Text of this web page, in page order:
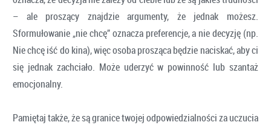
– ale proszący znajdzie argumenty, że jednak możesz.
Sformułowanie „nie chcę” oznacza preferencje, a nie decyzję (np.
Nie chcę iść do kina), więc osoba prosząca będzie naciskać, aby ci
się jednak zachciało. Może uderzyć w powinność lub szantaż
emocjonalny.
Pamiętaj także, że są granice twojej odpowiedzialności za uczucia